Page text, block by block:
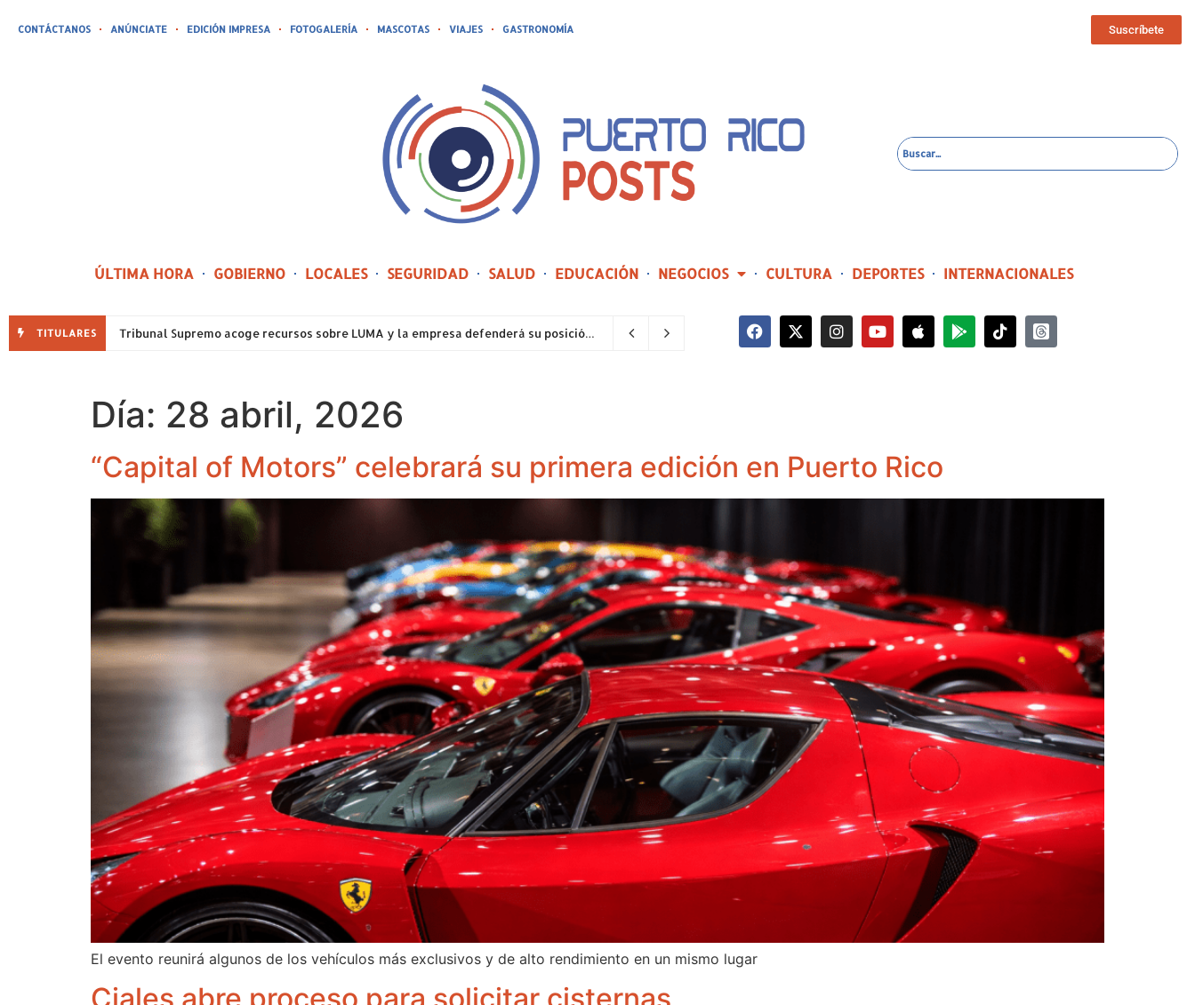
CONTÁCTANOS ANÚNCIATE EDICIÓN IMPRESA FOTOGALERÍA MASCOTAS VIAJES GASTRONOMÍA Suscríbete
ÚLTIMA HORA GOBIERNO LOCALES SEGURIDAD SALUD EDUCACIÓN NEGOCIOS CULTURA DEPORTES INTERNACIONALES
TITULARES Tribunal Supremo acoge recursos sobre LUMA y la empresa defenderá su posición 2 horas ago
Día: 28 abril, 2026
“Capital of Motors” celebrará su primera edición en Puerto Rico
El evento reunirá algunos de los vehículos más exclusivos y de alto rendimiento en un mismo lugar